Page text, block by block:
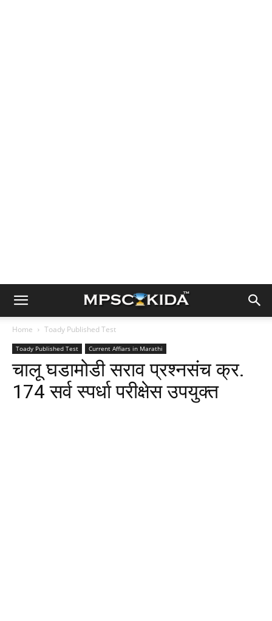
Home Toady Published Test
Toady Published Test Current Affiars in Marathi
चालू घडामोडी सराव प्रश्नसंच क्र.
174 सर्व स्पर्धा परीक्षेस उपयुक्त